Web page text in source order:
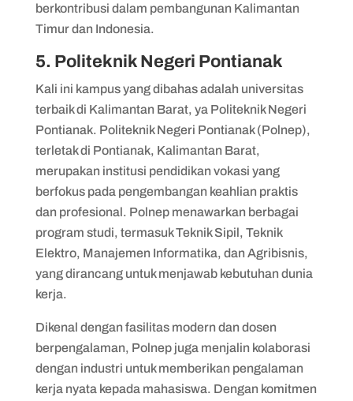
berkontribusi dalam pembangunan Kalimantan
Timur dan Indonesia.
5. Politeknik Negeri Pontianak
Kali ini kampus yang dibahas adalah universitas
terbaik di Kalimantan Barat, ya Politeknik Negeri
Pontianak. Politeknik Negeri Pontianak (Polnep),
terletak di Pontianak, Kalimantan Barat,
merupakan institusi pendidikan vokasi yang
berfokus pada pengembangan keahlian praktis
dan profesional. Polnep menawarkan berbagai
program studi, termasuk Teknik Sipil, Teknik
Elektro, Manajemen Informatika, dan Agribisnis,
yang dirancang untuk menjawab kebutuhan dunia
kerja.
Dikenal dengan fasilitas modern dan dosen
berpengalaman, Polnep juga menjalin kolaborasi
dengan industri untuk memberikan pengalaman
kerja nyata kepada mahasiswa. Dengan komitmen